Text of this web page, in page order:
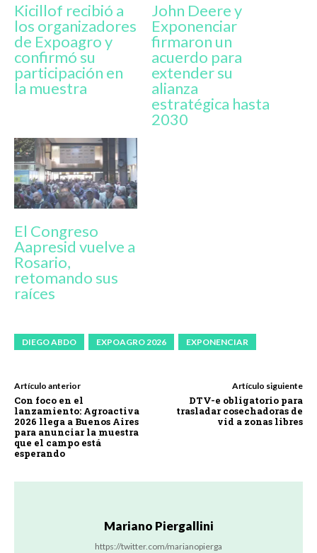
Kicillof recibió a
los organizadores
de Expoagro y
confirmó su
participación en
la muestra
John Deere y
Exponenciar
firmaron un
acuerdo para
extender su
alianza
estratégica hasta
2030
El Congreso
Aapresid vuelve a
Rosario,
retomando sus
raíces
DIEGO ABDO EXPOAGRO 2026 EXPONENCIAR
Artículo anterior
Con foco en el
lanzamiento: Agroactiva
2026 llega a Buenos Aires
para anunciar la muestra
que el campo está
esperando
Artículo siguiente
DTV-e obligatorio para
trasladar cosechadoras de
vid a zonas libres
Mariano Piergallini
https://twitter.com/marianopierga